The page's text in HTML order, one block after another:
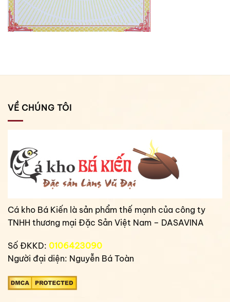
VỀ CHÚNG TÔI
Cá kho Bá Kiến là sản phẩm thế mạnh của công ty
TNHH thương mại Đặc Sản Việt Nam – DASAVINA
Số ĐKKD: 0106423090
Người đại diện: Nguyễn Bá Toàn